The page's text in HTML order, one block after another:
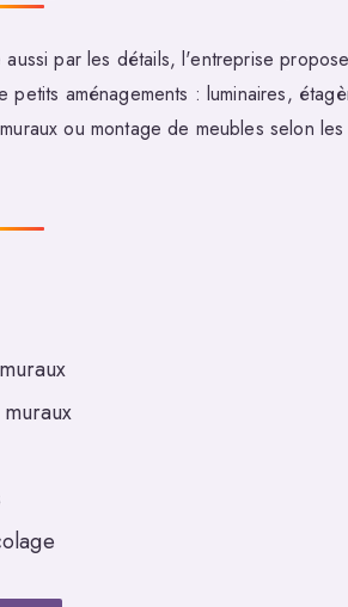
par les détails, l'entreprise
aménagements : luminaires,
ou montage de meubles selon